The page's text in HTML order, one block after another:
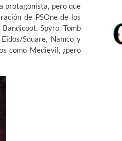
protagonista, pero que
de PSOne de los
Spyro, Tomb
Square, Namco y
como Medievil, ¿pero